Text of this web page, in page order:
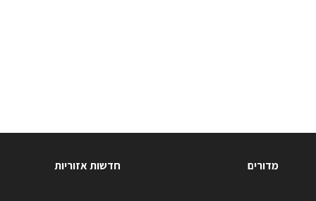
מדורים חדשות אזוריות